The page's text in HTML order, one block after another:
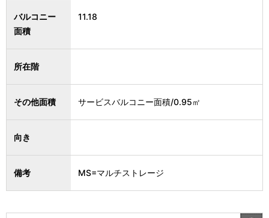
バルコニー
面積
11.18
所在階
その他面積 サービスバルコニー面積/0.95㎡
向き
備考 MS=マルチストレージ